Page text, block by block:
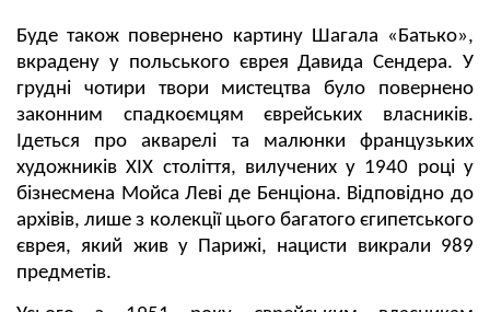
Буде також повернено картину Шагала «Батько»,
вкрадену у польського єврея Давида Сендера. У
грудні чотири твори мистецтва було повернено
законним спадкоємцям єврейських власників.
Ідеться про акварелі та малюнки французьких
художників XIX століття, вилучених у 1940 році у
бізнесмена Мойса Леві де Бенціона. Відповідно до
архівів, лише з колекції цього багатого єгипетського
єврея, який жив у Парижі, нацисти викрали 989
предметів.